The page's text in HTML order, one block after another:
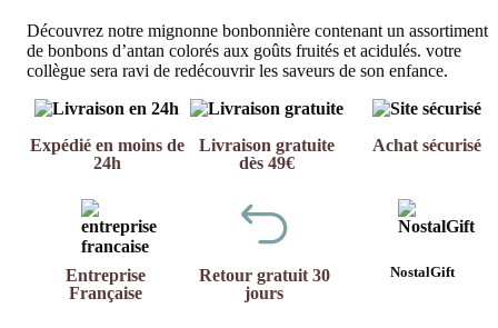
Découvrez notre mignonne bonbonnière contenant un assortiment
de bonbons d’antan colorés aux goûts fruités et acidulés. votre
collègue sera ravi de redécouvrir les saveurs de son enfance.
Expédié en moins de
24h
Livraison gratuite
dès 49€
Achat sécurisé
Entreprise
Française
Retour gratuit 30
jours
NostalGift